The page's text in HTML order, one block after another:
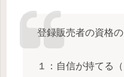
登録販売者の資格
１：自信が持てる